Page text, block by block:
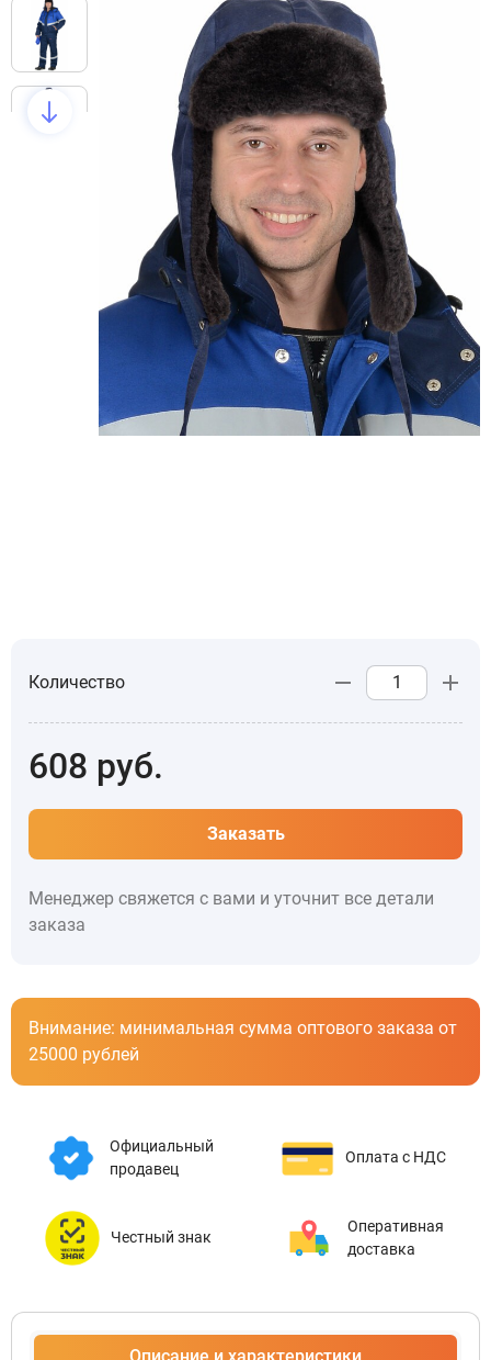
Количество
608 руб.
Заказать
Менеджер свяжется с вами и уточнит все детали
заказа
Внимание: минимальная сумма оптового заказа от
25000 рублей
Официальный
продавец
Оплата с НДС
Честный знак
Оперативная
доставка